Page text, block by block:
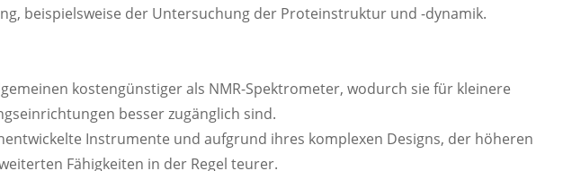
beispielsweise der Untersuchung der Proteinstruktur und -dynamik.
kostengünstiger als NMR-Spektrometer, wodurch sie für kleinere
besser zugänglich sind.
Instrumente und aufgrund ihres komplexen Designs, der höheren
Fähigkeiten in der Regel teurer.